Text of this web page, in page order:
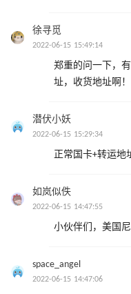
徐寻觅
2022-06-15 15:49:14
郑重的问一下，
址，收货地址啊！
潜伏小妖
2022-06-15 15:29:34
正常国卡+转运地
如岚似佚
2022-06-15 14:47:55
小伙伴们，美国
space_angel
2022-06-15 14:47:06